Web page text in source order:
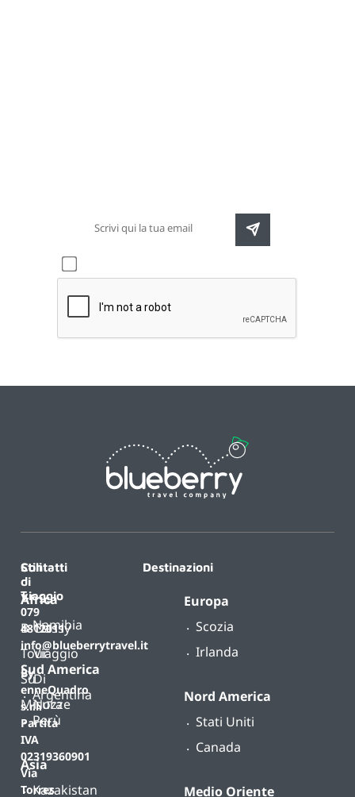
Contatti
T.
079
4812011
info@blueberrytravel.it
By
enneQuadro
s.r.l.
Partita
IVA
02319360901
Via
Torres
Destinazioni
Africa
Namibia
Sud America
Argentina
Perù
Asia
Kazakistan
Europa
Scozia
Irlanda
Nord America
Stati Uniti
Canada
Medio Oriente
Stili
di
viaggio
B-
Tour
Su
Misura
Classy
Viaggio
Di
Nozze